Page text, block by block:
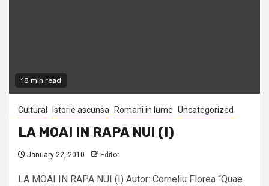
18 min read
Cultural Istorie ascunsa Romani in lume Uncategorized
LA MOAI IN RAPA NUI (I)
January 22, 2010 Editor
LA MOAI IN RAPA NUI (I) Autor: Corneliu Florea “Quae